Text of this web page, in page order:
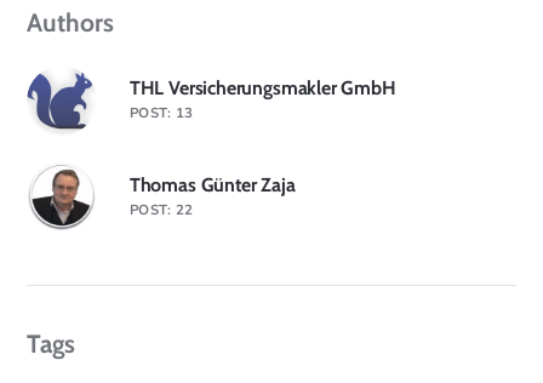
Authors
THL Versicherungsmakler GmbH
POST: 13
Thomas Günter Zaja
POST: 22
Tags